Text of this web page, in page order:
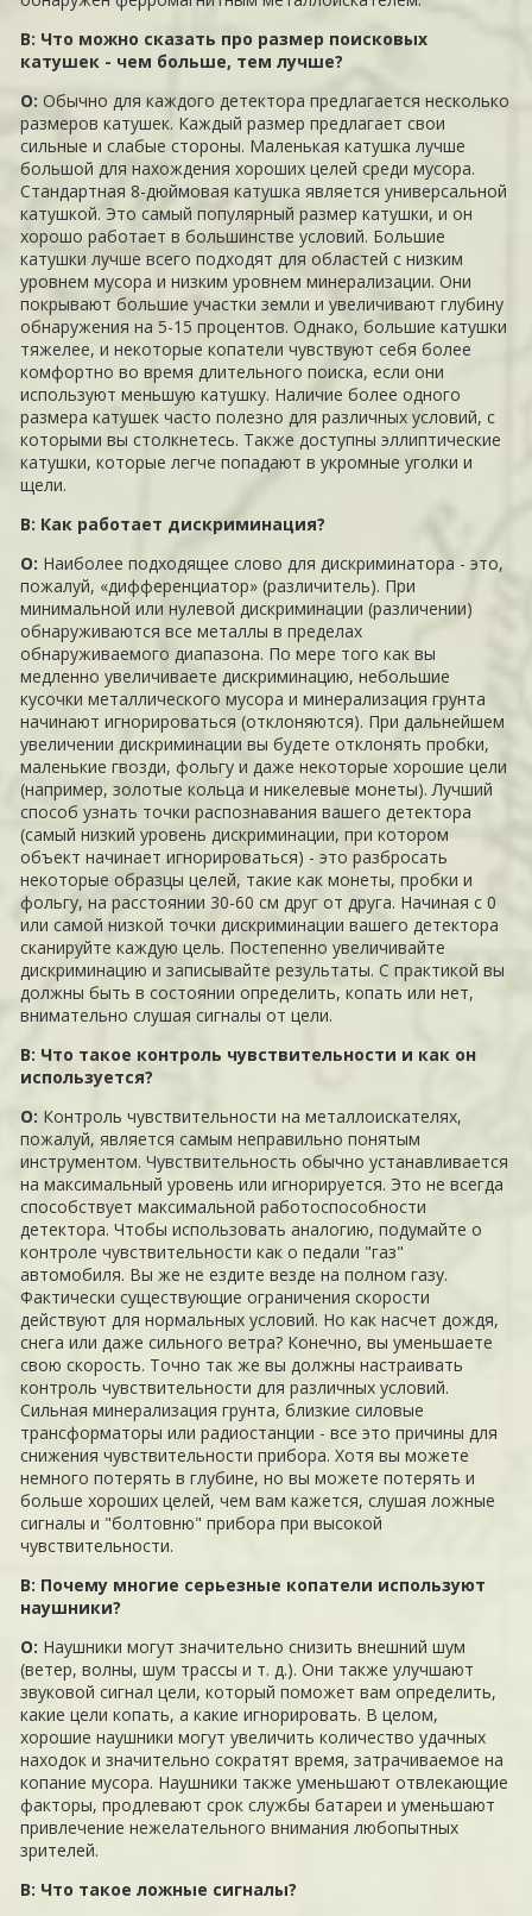
В: Что можно сказать про размер поисковых
катушек - чем больше, тем лучше?
О: Обычно для каждого детектора предлагается несколько
размеров катушек. Каждый размер предлагает свои
сильные и слабые стороны. Маленькая катушка лучше
большой для нахождения хороших целей среди мусора.
Стандартная 8-дюймовая катушка является универсальной
катушкой. Это самый популярный размер катушки, и он
хорошо работает в большинстве условий. Большие
катушки лучше всего подходят для областей с низким
уровнем мусора и низким уровнем минерализации. Они
покрывают большие участки земли и увеличивают глубину
обнаружения на 5-15 процентов. Однако, большие катушки
тяжелее, и некоторые копатели чувствуют себя более
комфортно во время длительного поиска, если они
используют меньшую катушку. Наличие более одного
размера катушек часто полезно для различных условий, с
которыми вы столкнетесь. Также доступны эллиптические
катушки, которые легче попадают в укромные уголки и
щели.
В: Как работает дискриминация?
О: Наиболее подходящее слово для дискриминатора - это,
пожалуй, «дифференциатор» (различитель). При
минимальной или нулевой дискриминации (различении)
обнаруживаются все металлы в пределах
обнаруживаемого диапазона. По мере того как вы
медленно увеличиваете дискриминацию, небольшие
кусочки металлического мусора и минерализация грунта
начинают игнорироваться (отклоняются). При дальнейшем
увеличении дискриминации вы будете отклонять пробки,
маленькие гвозди, фольгу и даже некоторые хорошие цели
(например, золотые кольца и никелевые монеты). Лучший
способ узнать точки распознавания вашего детектора
(самый низкий уровень дискриминации, при котором
объект начинает игнорироваться) - это разбросать
некоторые образцы целей, такие как монеты, пробки и
фольгу, на расстоянии 30-60 см друг от друга. Начиная с 0
или самой низкой точки дискриминации вашего детектора
сканируйте каждую цель. Постепенно увеличивайте
дискриминацию и записывайте результаты. С практикой вы
должны быть в состоянии определить, копать или нет,
внимательно слушая сигналы от цели.
В: Что такое контроль чувствительности и как он
используется?
О: Контроль чувствительности на металлоискателях,
пожалуй, является самым неправильно понятым
инструментом. Чувствительность обычно устанавливается
на максимальный уровень или игнорируется. Это не всегда
способствует максимальной работоспособности
детектора. Чтобы использовать аналогию, подумайте о
контроле чувствительности как о педали "газ"
автомобиля. Вы же не ездите везде на полном газу.
Фактически существующие ограничения скорости
действуют для нормальных условий. Но как насчет дождя,
снега или даже сильного ветра? Конечно, вы уменьшаете
свою скорость. Точно так же вы должны настраивать
контроль чувствительности для различных условий.
Сильная минерализация грунта, близкие силовые
трансформаторы или радиостанции - все это причины для
снижения чувствительности прибора. Хотя вы можете
немного потерять в глубине, но вы можете потерять и
больше хороших целей, чем вам кажется, слушая ложные
сигналы и "болтовню" прибора при высокой
чувствительности.
В: Почему многие серьезные копатели используют
наушники?
О: Наушники могут значительно снизить внешний шум
(ветер, волны, шум трассы и т. д.). Они также улучшают
звуковой сигнал цели, который поможет вам определить,
какие цели копать, а какие игнорировать. В целом,
хорошие наушники могут увеличить количество удачных
находок и значительно сократят время, затрачиваемое на
копание мусора. Наушники также уменьшают отвлекающие
факторы, продлевают срок службы батареи и уменьшают
привлечение нежелательного внимания любопытных
зрителей.
В: Что такое ложные сигналы?